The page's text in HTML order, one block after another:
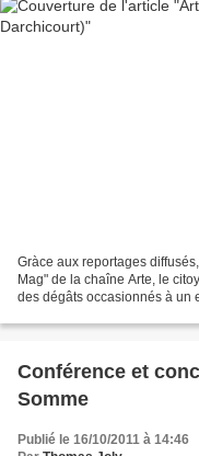
Gràce aux reportages
Mag" de la chaîne Arte, le
des dégâts occasionnés à un
Conférence et
Somme
Publié le 16/10/2011 à 14:46